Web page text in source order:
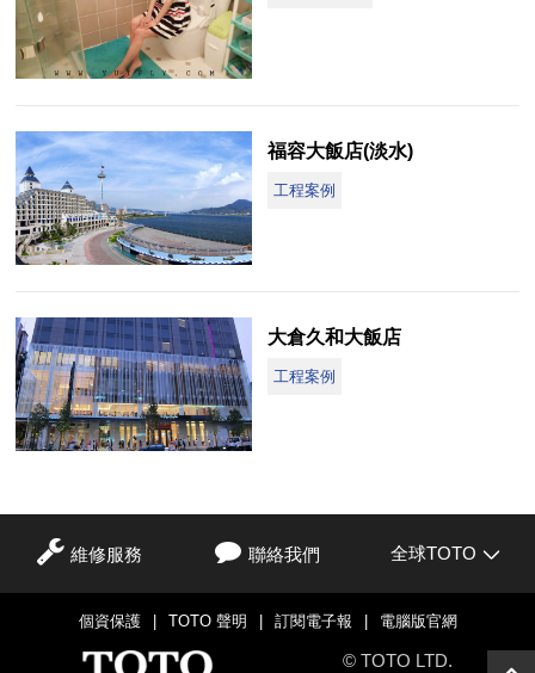
福容大飯店(淡水)
工程案例
大倉久和大飯店
工程案例
維修服務 聯絡我們 全球TOTO
個資保護 | TOTO 聲明 | 訂閱電子報 | 電腦版官網
© TOTO LTD.